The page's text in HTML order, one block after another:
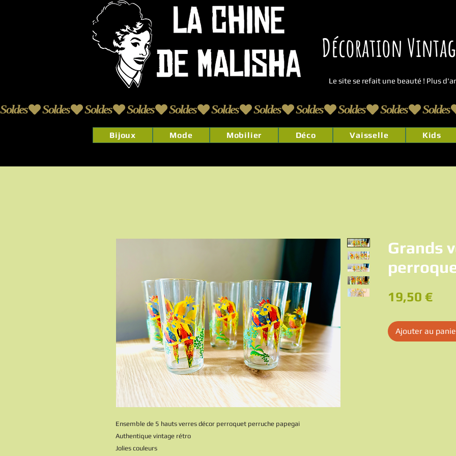
Décoration
Le site se refait une beauté ! Plus
Soldes
Bijoux Mode Mobilier Déco Vaisselle Kids
Ensemble de 5 hauts verres décor perroquet perruche papegai
Authentique vintage rétro
Jolies couleurs
Grands
19,50 €Prix
Ajouter au